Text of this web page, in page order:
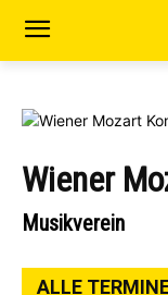
Wiener
Musikverein
ALLE